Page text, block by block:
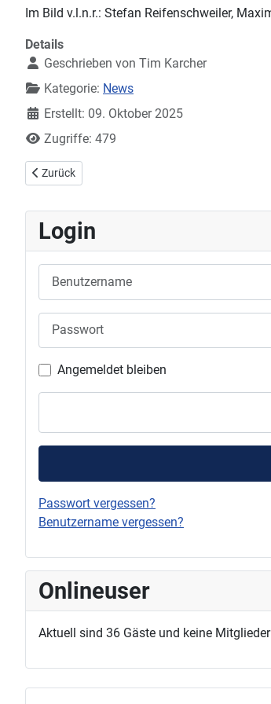
Im Bild v.l.n.r.: Stefan Reifenschweiler,
Details
Geschrieben von Tim Karcher
Kategorie: News
Erstellt: 09. Oktober 2025
Zugriffe: 479
Vorheriger Beitrag: Oberliga Herren: TB
Zurück
Login
Angemeldet bleiben
Passwort vergessen?
Benutzername vergessen?
Onlineuser
Aktuell sind 36 Gäste und keine